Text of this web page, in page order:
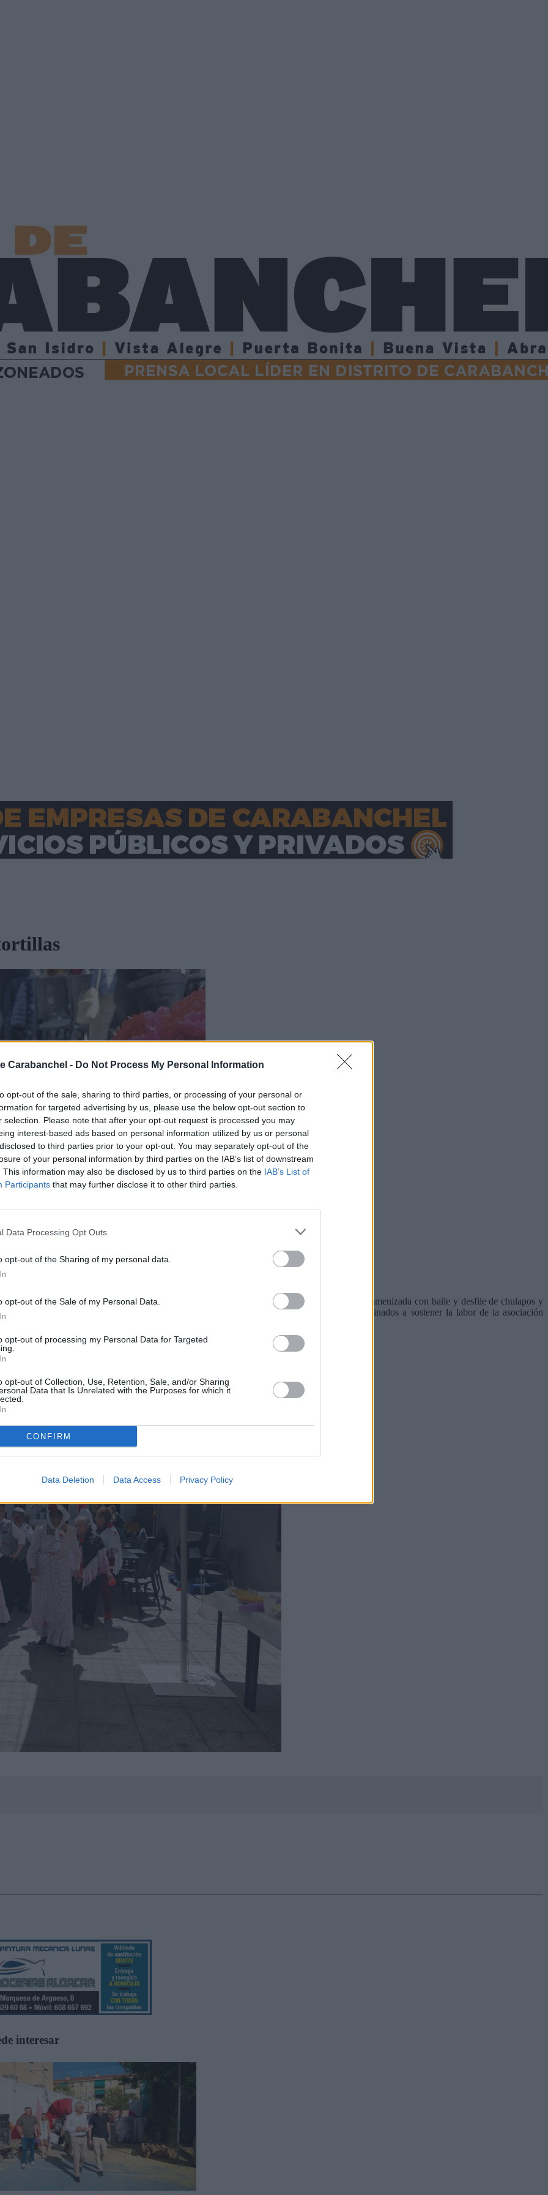
Carabanchel - Do Not Process My Personal Information
opt-out of the sale, sharing to third parties, or processing of your personal or
for targeted advertising by us, please use the below opt-out section to
selection. Please note that after your opt-out request is processed you may
interest-based ads based on personal information utilized by us or personal
to third parties prior to your opt-out. You may separately opt-out of the
of your personal information by third parties on the IAB’s list of downstream
This information may also be disclosed by us to third parties on the IAB’s List of
Participants that may further disclose it to other third parties.
Data Processing Opt Outs
opt-out of the Sharing of my personal data.
opt-out of the Sale of my Personal Data.
opt-out of processing my Personal Data for Targeted
opt-out of Collection, Use, Retention, Sale, and/or Sharing
Data that Is Unrelated with the Purposes for which it
CONFIRM
Data Deletion Data Access Privacy Policy
y chulapas infantiles y sénior
AFADE realizó un año más su ya tradicional concurso de tortillas. La velada estuvo amenizada con baile y desfile de chulapos y
donados por Catalana de Occidente. Los fondos obtenidos con esta iniciativa irán destinados a sostener la labor de la asociación
y sus familiares.
interesar